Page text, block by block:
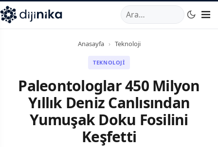
,Marmara Mahallesi,Beylikdüzü34520TRTelefon:0850
Anasayfa › Teknoloji
TEKNOLOJI
Paleontologlar 450 Milyon
Yıllık Deniz Canlısından
Yumuşak Doku Fosilini
Keşfetti